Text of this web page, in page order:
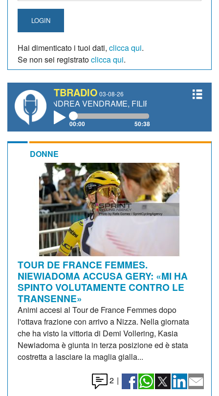
LOGIN
Hai dimenticato i tuoi dati, clicca qui.
Se non sei registratoclicca qui.
TBRADIO 03-08-26
VENDRAME, FILIPPO FIORELLI
00:00 50:38
DONNE
TOUR DE FRANCE FEMMES.
NIEWIADOMA ACCUSA GERY: «MI HA
SPINTO VOLUTAMENTE CONTRO LE
TRANSENNE»
Animi accesi al Tour de France Femmes dopo
l'ottava frazione con arrivo a Nizza. Nella giornata
che ha visto la vittoria di Demi Vollering, Kasia
Newiadoma è giunta in terza posizione ed è stata
costretta a lasciare la maglia gialla...
2 |